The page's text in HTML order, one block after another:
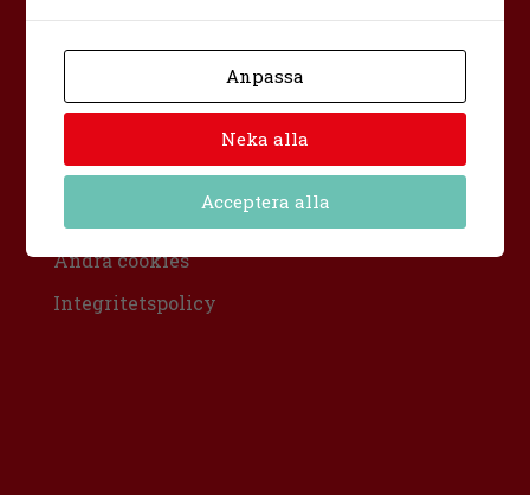
591 30 Motala
info@bona.nu
facebook
Ändra cookies
Integritetspolicy
Anpassa
Neka alla
Acceptera alla